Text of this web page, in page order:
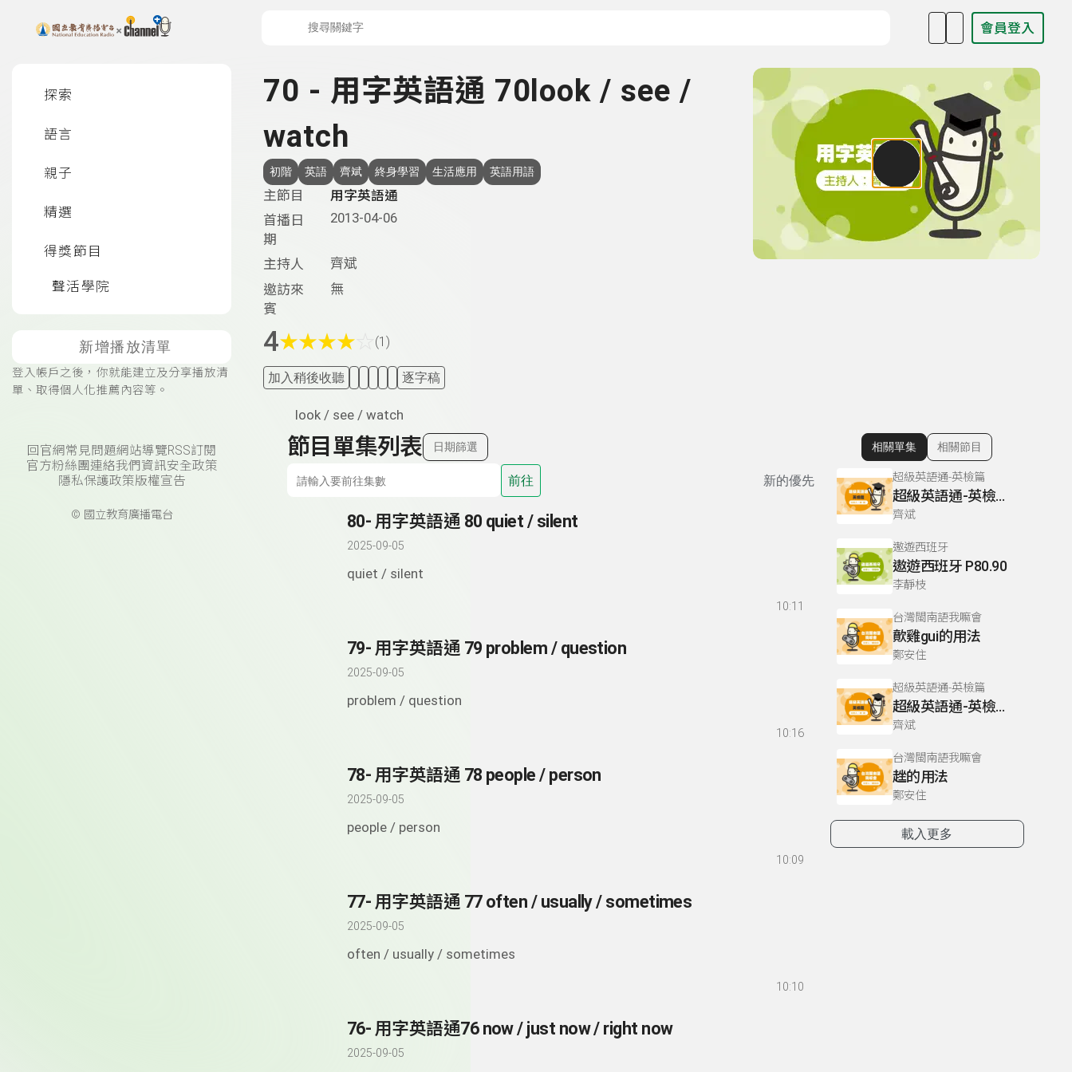
上方功能區塊 會員登入
探索
語言
親子
精選
得獎節目
聲活學院
新增播放清單
登入帳戶之後，你就能建立及分享播放清
單、取得個人化推薦內容等。
回官網常見問題網站導覽RSS訂閱
官方粉絲團連絡我們 資訊安全政策
隱私保護政策版權宣告
© 國立教育廣播電台
70 - 用字英語通 70look / see /
watch
初階 英語 齊斌 終身學習 生活應用 英語用語
主節目
用字英語通
首播日
期
2013-04-06
主持人
齊斌
邀訪來
賓
無
4★★★★ (1)
加入稍後收聽 逐字稿
look / see / watch
節目單集列表 日期篩選
前往 新的優先
80- 用字英語通 80 quiet / silent
2025-09-05
quiet / silent
10:11
79- 用字英語通 79 problem / question
2025-09-05
problem / question
10:16
78- 用字英語通 78 people / person
2025-09-05
people / person
10:09
77- 用字英語通 77 often / usually / sometimes
2025-09-05
often / usually / sometimes
10:10
76- 用字英語通76 now / just now / right now
2025-09-05
顯示相關單集
相關單集 相關節目
超級英語通-英檢篇
超級英語通-英檢篇 083 Cloze Test/段落填空-13
齊斌
遨遊西班牙
遨遊西班牙 P80.90
李靜枝
台灣閩南語我嘛會
歕雞gui的用法
鄭安住
超級英語通-英檢篇
超級英語通-英檢篇 035 Weekend Trip- 週末旅遊
齊斌
台灣閩南語我嘛會
趖的用法
鄭安住
載入更多